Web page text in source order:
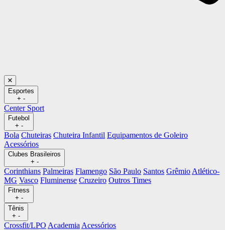
Esportes
+ -
Center Sport
Futebol
+ -
Bola Chuteiras Chuteira Infantil Equipamentos de Goleiro
Acessórios
Clubes Brasileiros
+ -
Corinthians Palmeiras Flamengo São Paulo Santos Grêmio Atlético-
MG Vasco Fluminense Cruzeiro Outros Times
Fitness
+ -
Tênis
+ -
Crossfit/LPO Academia Acessórios